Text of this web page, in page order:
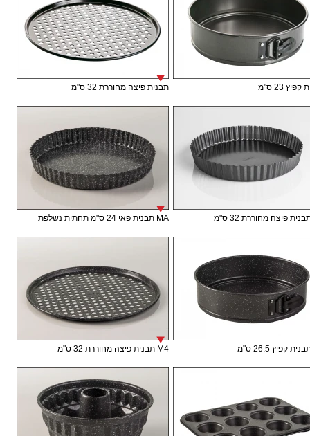
23 ס"מ תבנית פיצה מחוררת 32 ס"מ
MA תבנית פאי 24 ס"מ תחתית נשלפת
M4 תבנית פיצה מחוררת 32 ס"מ